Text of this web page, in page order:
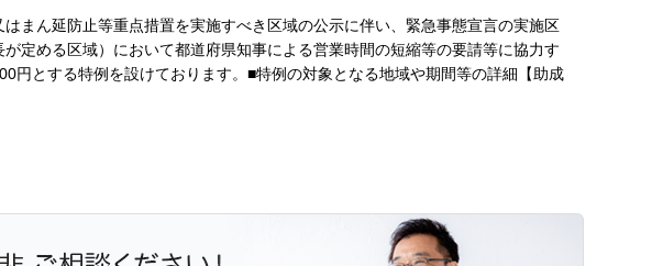
まん延防止等重点措置を実施すべき区域の公示に伴い、緊急事態宣言の実施区
定める区域）において都道府県知事による営業時間の短縮等の要請等に協力す
円とする特例を設けております。■特例の対象となる地域や期間等の詳細【助成